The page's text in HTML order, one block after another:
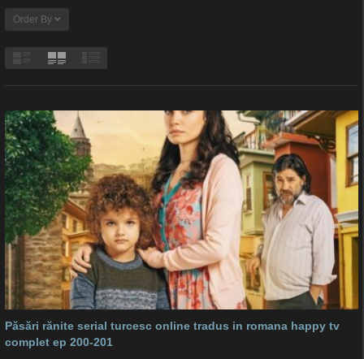
Order By
Păsări rănite serial turcesc online tradus in romana happy tv
complet ep 200-201